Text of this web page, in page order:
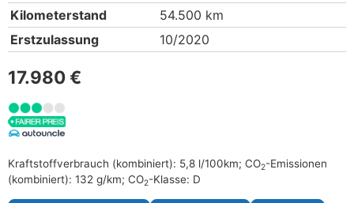
Kilometerstand
54.500 km
Erstzulassung
10/2020
17.980 €
Kraftstoffverbrauch (kombiniert): 5,8 l/100km; CO2-Emissionen
(kombiniert): 132 g/km; CO2-Klasse: D